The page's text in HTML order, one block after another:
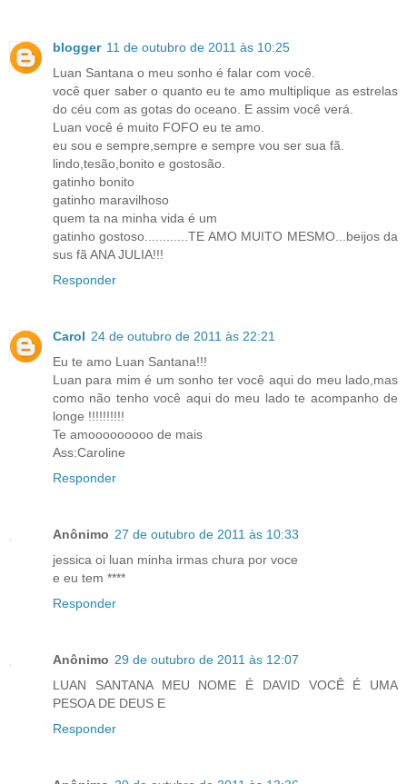
blogger 11 de outubro de 2011 às 10:25
Luan Santana o meu sonho é falar com você.
você quer saber o quanto eu te amo multiplique as estrelas
do céu com as gotas do oceano. E assim você verá.
Luan você é muito FOFO eu te amo.
eu sou e sempre,sempre e sempre vou ser sua fã.
lindo,tesão,bonito e gostosão.
gatinho bonito
gatinho maravilhoso
quem ta na minha vida é um
gatinho gostoso............TE AMO MUITO MESMO...beijos da
sus fã ANA JULIA!!!
Responder
Carol 24 de outubro de 2011 às 22:21
Eu te amo Luan Santana!!!
Luan para mim é um sonho ter você aqui do meu lado,mas
como não tenho você aqui do meu lado te acompanho de
longe !!!!!!!!!!
Te amooooooooo de mais
Ass:Caroline
Responder
Anônimo 27 de outubro de 2011 às 10:33
jessica oi luan minha irmas chura por voce
e eu tem ****
Responder
Anônimo 29 de outubro de 2011 às 12:07
LUAN SANTANA MEU NOME É DAVID VOCÊ É UMA
PESOA DE DEUS E
Responder